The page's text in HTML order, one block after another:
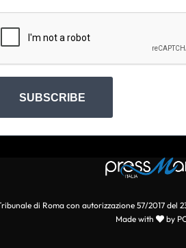
SUBSCRIBE
di Roma con autorizzazione 57/2017 del
Made with
by